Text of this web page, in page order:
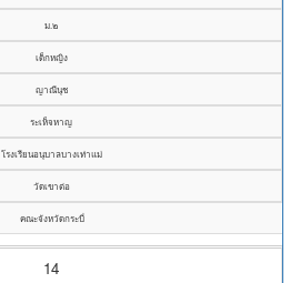
ม.๒
เด็กหญิง
ญาณีนุช
ระเห็จหาญ
โรงเรียนอนุบาลบางเท่าแม่
วัดเขาต่อ
คณะจังหวัดกระบี่
14